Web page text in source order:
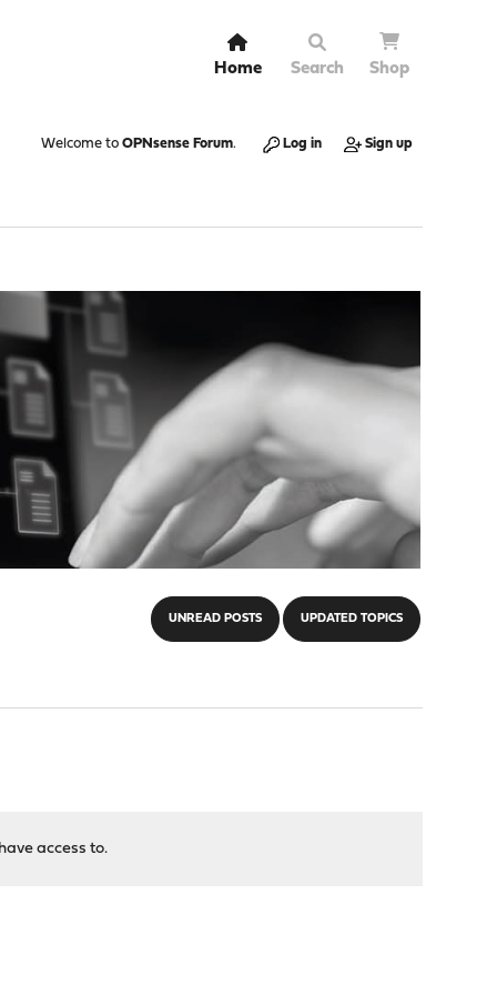
Home Search Shop
Welcome to OPNsense Forum. Log in Sign up
UNREAD POSTS UPDATED TOPICS
access to.